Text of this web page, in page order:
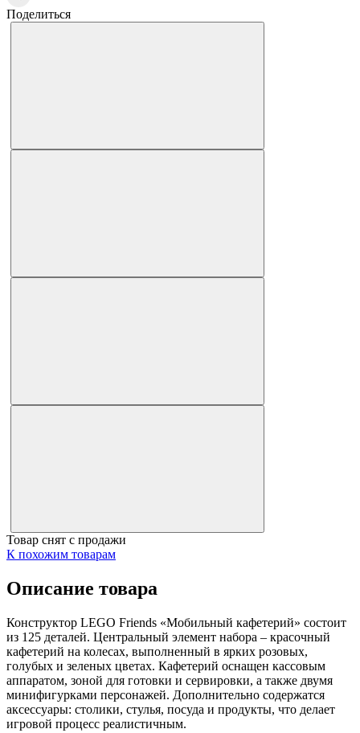
Поделиться
Товар снят с продажи
К похожим товарам
Описание товара
Конструктор LEGO Friends «Мобильный кафетерий» состоит
из 125 деталей. Центральный элемент набора – красочный
кафетерий на колесах, выполненный в ярких розовых,
голубых и зеленых цветах. Кафетерий оснащен кассовым
аппаратом, зоной для готовки и сервировки, а также двумя
минифигурками персонажей. Дополнительно содержатся
аксессуары: столики, стулья, посуда и продукты, что делает
игровой процесс реалистичным.